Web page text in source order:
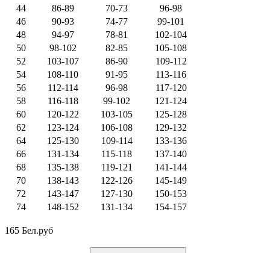
44
86-89 70-73
96-98
46
90-93 74-77
99-101
48
94-97 78-81
102-104
50
98-102 82-85
105-108
52
103-107 86-90
109-112
54
108-110 91-95
113-116
56
112-114 96-98
117-120
58
116-118 99-102
121-124
60
120-122 103-105
125-128
62
123-124 106-108
129-132
64
125-130 109-114
133-136
66
131-134 115-118
137-140
68
135-138 119-121
141-144
70
138-143 122-126
145-149
72
143-147 127-130
150-153
74
148-152 131-134 154-157
165 Бел.руб